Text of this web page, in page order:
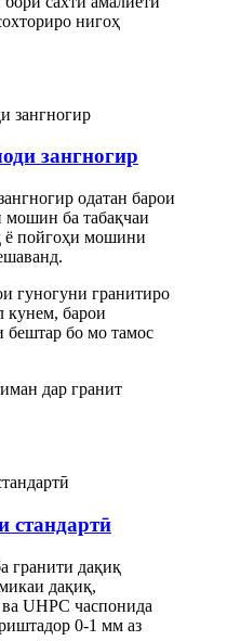
нигоҳ
зангногир
одатан барои
мошин ба табақчаи
ё пойгоҳи мошини
гуногуни гранитиро
кунем, барои
бештар бо мо тамос
дар гранит
стандартӣ
гранити дақиқ
дақиқ,
UHPC часпонида
0-1 мм аз